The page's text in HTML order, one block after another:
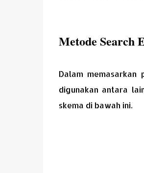
Metode Search
Dalam
digunakan antara
skema di bawah ini.